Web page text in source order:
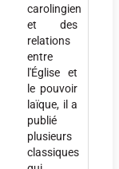
carolingien
et des
relations
entre
l'Église et
le pouvoir
laïque, il a
publié
plusieurs
classiques